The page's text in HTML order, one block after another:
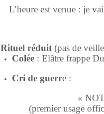
L’heure est venue : je
Rituel réduit (pas de
Colée : Elâtre frappe
Cri de guerre :
«
(premier usage